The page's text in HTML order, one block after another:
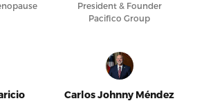
President & Founder
Pacifico Group
Carlos Johnny Méndez